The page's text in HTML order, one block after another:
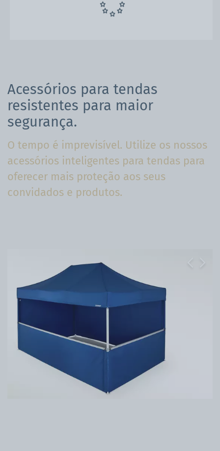
Acessórios para tendas
resistentes para maior
segurança.
O tempo é imprevisível. Utilize os nossos
acessórios inteligentes para tendas para
oferecer mais proteção aos seus
convidados e produtos.